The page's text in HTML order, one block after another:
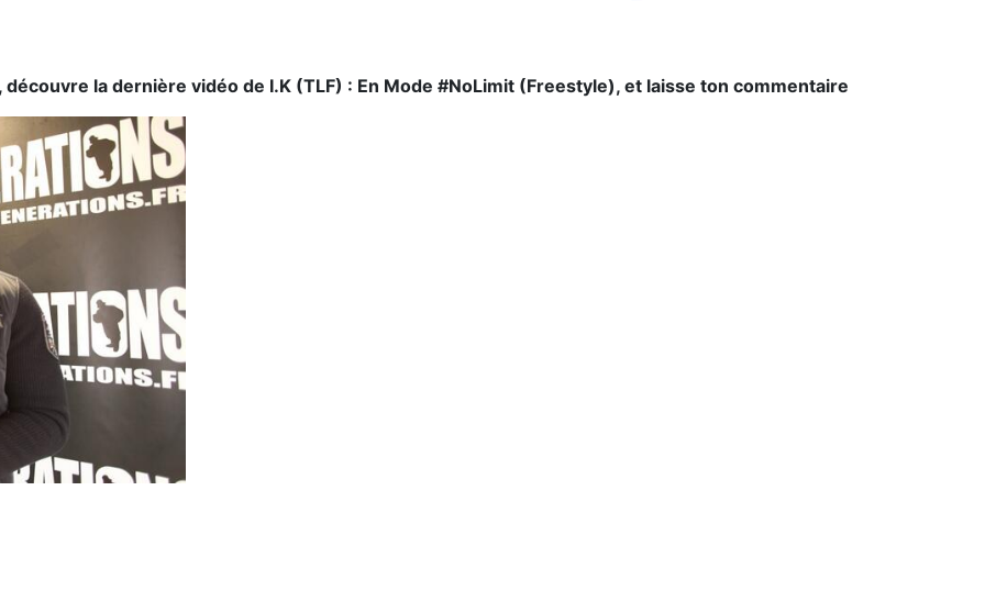
la dernière vidéo de I.K (TLF) : En Mode #NoLimit (Freestyle), et laisse ton commentaire